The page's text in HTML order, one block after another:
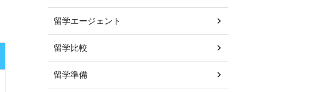
留学エージェント
留学比較
留学準備